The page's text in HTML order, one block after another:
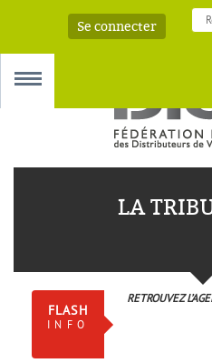
Se connecter
AAA
LA
FLASH
INFO
RETROUVEZ